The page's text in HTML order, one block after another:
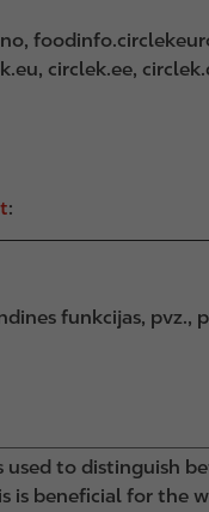
circlek.ee,
:
funkcijas, pvz.,
used to distinguish
is beneficial for the